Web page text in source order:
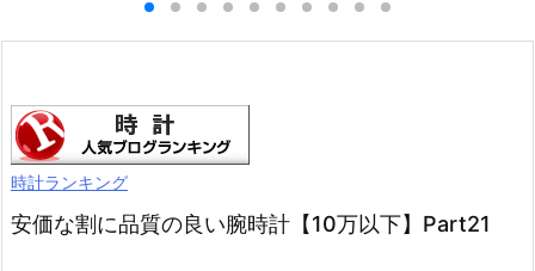
時計ランキング
安価な割に品質の良い腕時計【10万以下】Part21